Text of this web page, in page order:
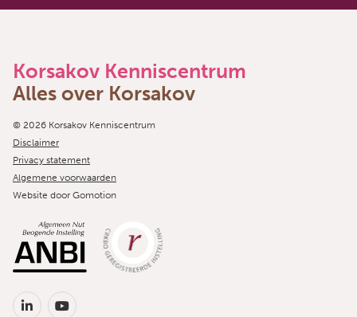
Korsakov Kenniscentrum
Alles over Korsakov
Copyright navigation
© 2026 Korsakov Kenniscentrum
Disclaimer
Privacy statement
Algemene voorwaarden
Website door Gomotion